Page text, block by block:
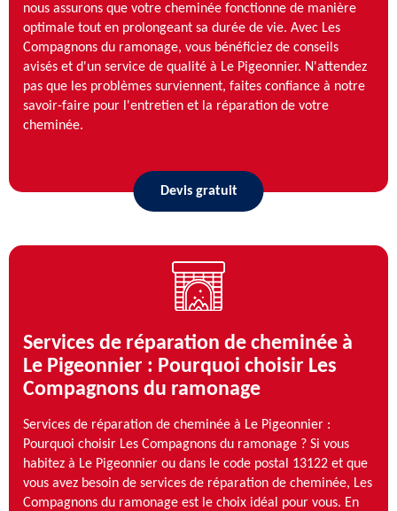
nous assurons que votre cheminée fonctionne de manière
optimale tout en prolongeant sa durée de vie. Avec Les
Compagnons du ramonage, vous bénéficiez de conseils
avisés et d'un service de qualité à Le Pigeonnier. N'attendez
pas que les problèmes surviennent, faites confiance à notre
savoir-faire pour l'entretien et la réparation de votre
cheminée.
Devis gratuit
Services de réparation de cheminée à
Le Pigeonnier : Pourquoi choisir Les
Compagnons du ramonage
Services de réparation de cheminée à Le Pigeonnier :
Pourquoi choisir Les Compagnons du ramonage ? Si vous
habitez à Le Pigeonnier ou dans le code postal 13122 et que
vous avez besoin de services de réparation de cheminée, Les
Compagnons du ramonage est le choix idéal pour vous. En